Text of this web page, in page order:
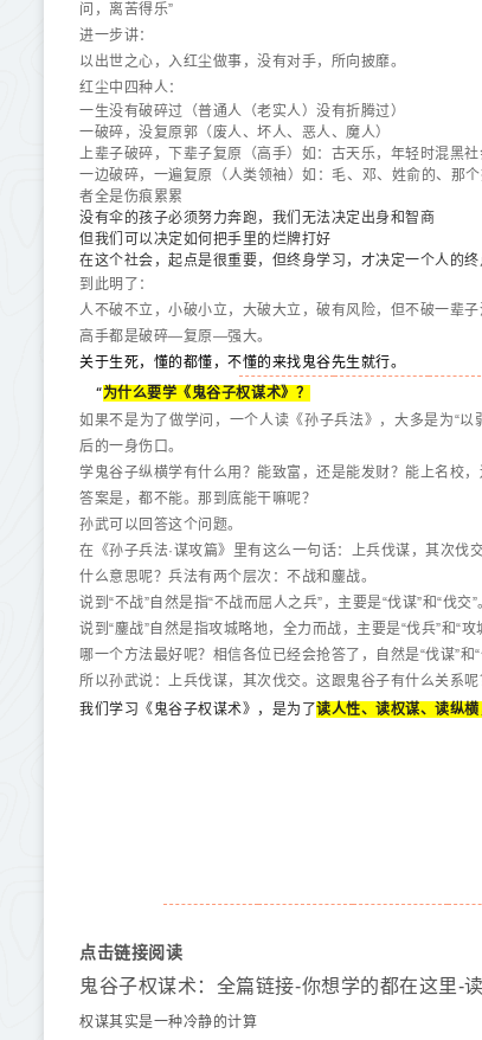
问，离苦得乐”
进一步讲：
以出世之心，入红尘做事，没有对手，所向披靡。
红尘中四种人：
一生没有破碎过（普通人（老实人）没有折腾过）
一破碎，没复原郭（废人、坏人、恶人、魔人）
上辈子破碎，下辈子复原（高手）如：古天乐，年轻时混黑
一边破碎，一遍复原（人类领袖）如：毛、邓、姓俞的、那
者全是伤痕累累
没有伞的孩子必须努力奔跑，我们无法决定出身和智商
但我们可以决定如何把手里的烂牌打好
在这个社会，起点是很重要，但终身学习，才决定一个人的终
到此明了：
人不破不立，小破小立，大破大立，破有风险，但不破一辈子
高手都是破碎—复原—强大。
关于生死，懂的都懂，不懂的来找鬼谷先生就行。
“为什么要学《鬼谷子权谋术》？
如果不是为了做学问，一个人读《孙子兵法》，大多是为“
后的一身伤口。
学鬼谷子纵横学有什么用？能致富，还是能发财？能上名校，
答案是，都不能。那到底能干嘛呢？
孙武可以回答这个问题。
在《孙子兵法·谋攻篇》里有这么一句话：上兵伐谋，其次伐
什么意思呢？兵法有两个层次：不战和鏖战。
说到“不战”自然是指“不战而屈人之兵”，主要是“伐谋”和“伐交”
说到“鏖战”自然是指攻城略地，全力而战，主要是“伐兵”和“攻
哪一个方法最好呢？相信各位已经会抢答了，自然是“伐谋”和
所以孙武说：上兵伐谋，其次伐交。这跟鬼谷子有什么关系呢
我们学习《鬼谷子权谋术》，是为了读人性、读权谋、读纵
点击链接阅读
鬼谷子权谋术：全篇链接-你想学的都在这里-
权谋其实是一种冷静的计算